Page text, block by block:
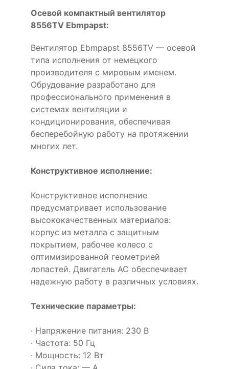
Осевой компактный вентилятор
8556TV Ebmpapst:
Вентилятор Ebmpapst 8556TV — осевой
типа исполнения от немецкого
производителя с мировым именем.
Обрудование разработано для
профессионального применения в
системах вентиляции и
кондиционирования, обеспечивая
бесперебойную работу на протяжении
многих лет.
Конструктивное исполнение:
Конструктивное исполнение
предусматривает использование
высококачественных материалов:
корпус из металла с защитным
покрытием, рабочее колесо с
оптимизированной геометрией
лопастей. Двигатель AC обеспечивает
надежную работу в различных условиях.
Технические параметры:
· Напряжение питания: 230 В
· Частота: 50 Гц
· Мощность: 12 Вт